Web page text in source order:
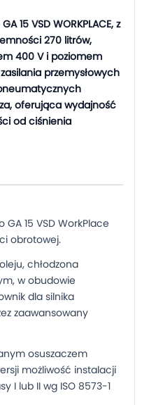
15 VSD WORKPLACE, z
270 litrów,
400 V i poziomem
przemysłowych
oferująca wydajność
od ciśnienia
15 VSD WorkPlace
obrotowej.
chłodzona
w obudowie
dla silnika
zaawansowany
osuszaczem
możliwość instalacji
I lub II wg ISO 8573-1